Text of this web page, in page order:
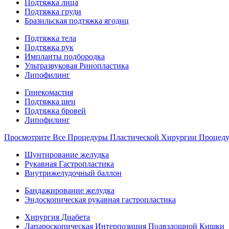
Подтяжка лица
Подтяжка груди
Бразильская подтяжка ягодиц
Подтяжка тела
Подтяжка рук
Импланты подбородка
Ультразвуковая Ринопластика
Липофилинг
Гинекомастия
Подтяжка шеи
Подтяжка бровей
Липофилинг
Просмотрите Все Процедуры Пластической Хирургии
Шунтирование желудка
Рукавная Гастропластика
Внутрижелудочный баллон
Бандажирование желудка
Эндоскопическая рукавная гастропластика
Хирургия Диабета
Лапароскопическая Интерпозиция Подвздошной Кишки